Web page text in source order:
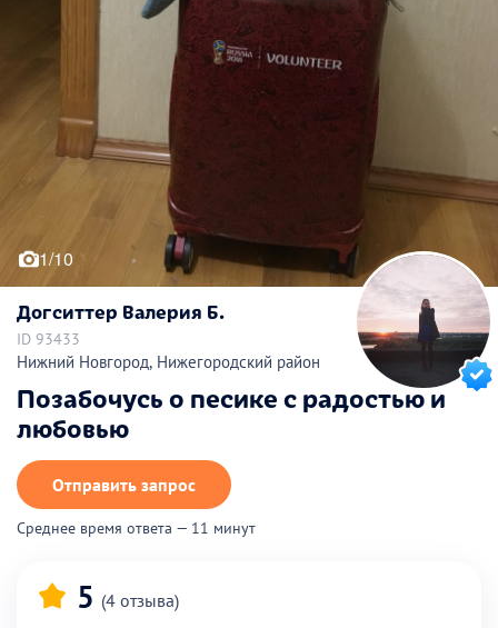
1/10
Догситтер Валерия Б.
ID 93433
Нижний Новгород, Нижегородский район
Позабочусь о песике с радостью и
любовью
Отправить запрос
Среднее время ответа — 11 минут
5 (4 отзыва)